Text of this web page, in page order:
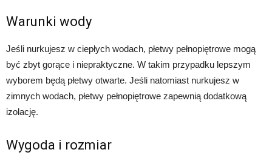
Warunki wody
Jeśli nurkujesz w ciepłych wodach, płetwy pełnopiętrowe mogą
być zbyt gorące i niepraktyczne. W takim przypadku lepszym
wyborem będą płetwy otwarte. Jeśli natomiast nurkujesz w
zimnych wodach, płetwy pełnopiętrowe zapewnią dodatkową
izolację.
Wygoda i rozmiar